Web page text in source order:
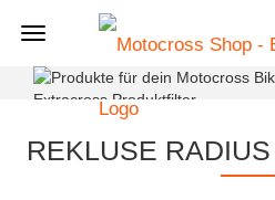
REKLUSE